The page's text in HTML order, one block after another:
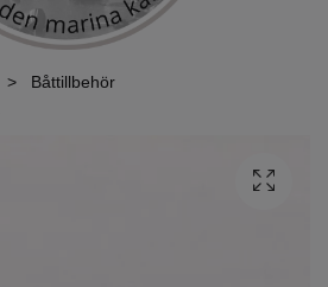
Båttillbehör